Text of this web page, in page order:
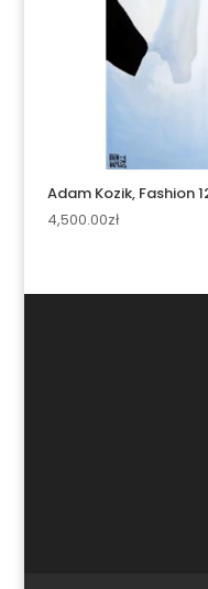
Adam Kozik, Fashion
4,500.00zł